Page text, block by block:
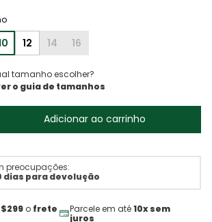
12 14 16
tamanho escolher?
Adicionar ao carrinho
preocupações:
dias para devolução
o frete
Parcele em até10x sem
juros